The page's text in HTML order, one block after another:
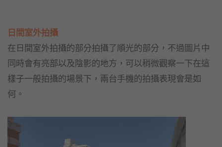
日間室外拍攝
在日間室外拍攝的部分拍攝了順光的部分，不過圖片中
同時會有亮部以及陰影的地方，可以稍微觀察一下在這
樣子一般拍攝的場景下，兩台手機的拍攝表現會是如
何。